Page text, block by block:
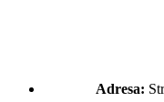
Adresa: